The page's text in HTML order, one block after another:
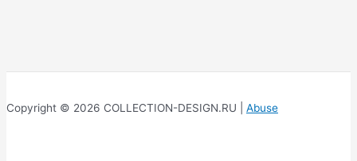
Copyright © 2026 COLLECTION-DESIGN.RU | Abuse